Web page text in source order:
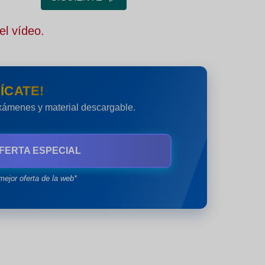
vídeo.
y material descargable.
ESPECIAL
oferta de la web*